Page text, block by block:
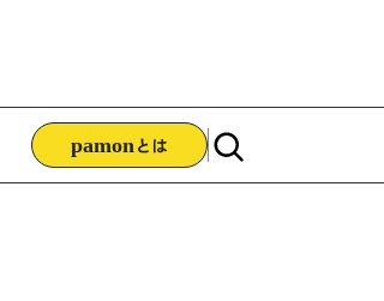
pamon とは